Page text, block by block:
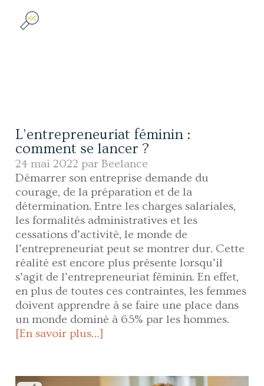
L’entrepreneuriat féminin :
comment se lancer ?
24 mai 2022 parBeelance
Démarrer son entreprise demande du
courage, de la préparation et de la
détermination. Entre les charges salariales,
les formalités administratives et les
cessations d’activité, le monde de
l’entrepreneuriat peut se montrer dur. Cette
réalité est encore plus présente lorsqu’il
s’agit de l’entrepreneuriat féminin. En effet,
en plus de toutes ces contraintes, les femmes
doivent apprendre à se faire une place dans
un monde dominé à 65% par les hommes.
[En savoir plus…]